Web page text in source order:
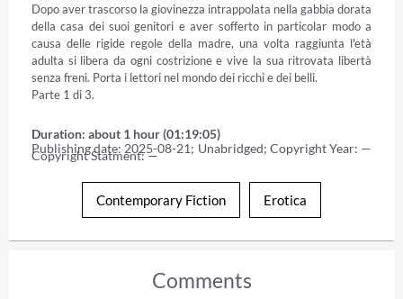
Dopo aver trascorso la giovinezza intrappolata nella gabbia dorata
della casa dei suoi genitori e aver sofferto in particolar modo a
causa delle rigide regole della madre, una volta raggiunta l'età
adulta si libera da ogni costrizione e vive la sua ritrovata libertà
senza freni. Porta i lettori nel mondo dei ricchi e dei belli.
Parte 1 di 3.
Duration: about 1 hour (01:19:05)
Publishing date: 2025-08-21; Unabridged; Copyright Year: —
Copyright Statment: —
Contemporary Fiction Erotica
Comments